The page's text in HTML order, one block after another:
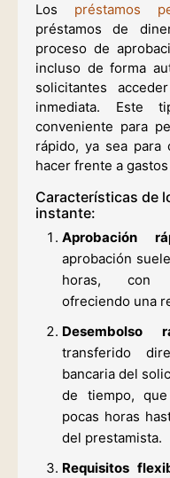
Los préstamos
préstamos de
proceso de
incluso de forma
solicitantes
inmediata. Este
conveniente para
rápido, ya sea para
hacer frente a
Características de
instante:
Aprobación
aprobación
horas, con
ofreciendo una
Desembolso
transferido
bancaria del
de tiempo,
pocas horas
del prestamista.
Requisitos